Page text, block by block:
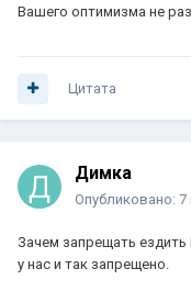
Вашего оптимизма не
Цитата
Димка
Опубликовано: 7
Зачем запрещать
у нас и так запрещено.